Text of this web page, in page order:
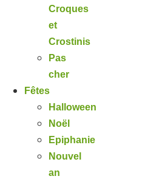
Croques
et
Crostinis
Pas
cher
Fêtes
Halloween
Noël
Epiphanie
Nouvel
an